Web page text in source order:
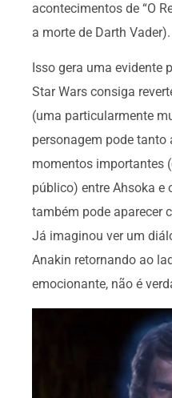
acontecimentos de “O
a morte de Darth Vader).
Isso gera uma evidente
Star Wars consiga
(uma particularmente
personagem pode tanto
momentos importantes
público) entre Ahsoka e
também pode aparecer
Já imaginou ver um
Anakin retornando ao
emocionante, não é